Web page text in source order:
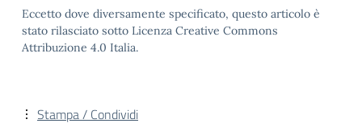
Eccetto dove diversamente specificato, questo articolo è
stato rilasciato sotto Licenza Creative Commons
Attribuzione 4.0 Italia.
Stampa / Condividi